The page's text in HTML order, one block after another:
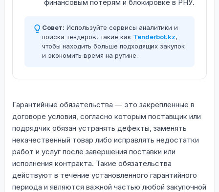
финансовым потерям и блокировке в РНУ.
Совет: Используйте сервисы аналитики и
поиска тендеров, такие как Tenderbot.kz,
чтобы находить больше подходящих закупок
и экономить время на рутине.
Гарантийные обязательства — это закрепленные в
договоре условия, согласно которым поставщик или
подрядчик обязан устранять дефекты, заменять
некачественный товар либо исправлять недостатки
работ и услуг после завершения поставки или
исполнения контракта. Такие обязательства
действуют в течение установленного гарантийного
периода и являются важной частью любой закупочной